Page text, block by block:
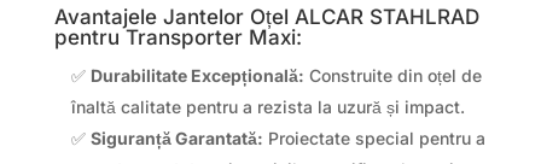
Avantajele Jantelor Oțel ALCAR STAHLRAD
pentru Transporter Maxi:
✅ Durabilitate Excepțională: Construite din oțel de
înaltă calitate pentru a rezista la uzură și impact.
✅ Siguranță Garantată: Proiectate special pentru a